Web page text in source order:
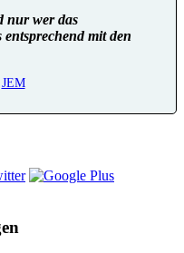
nur wer das
mit den
JEM